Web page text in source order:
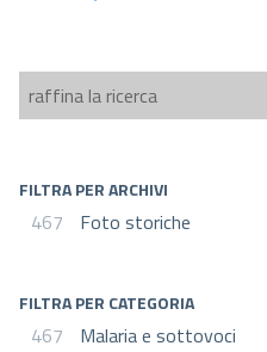
FILTRA PER ARCHIVI
467 Foto storiche
FILTRA PER CATEGORIA
467 Malaria e sottovoci